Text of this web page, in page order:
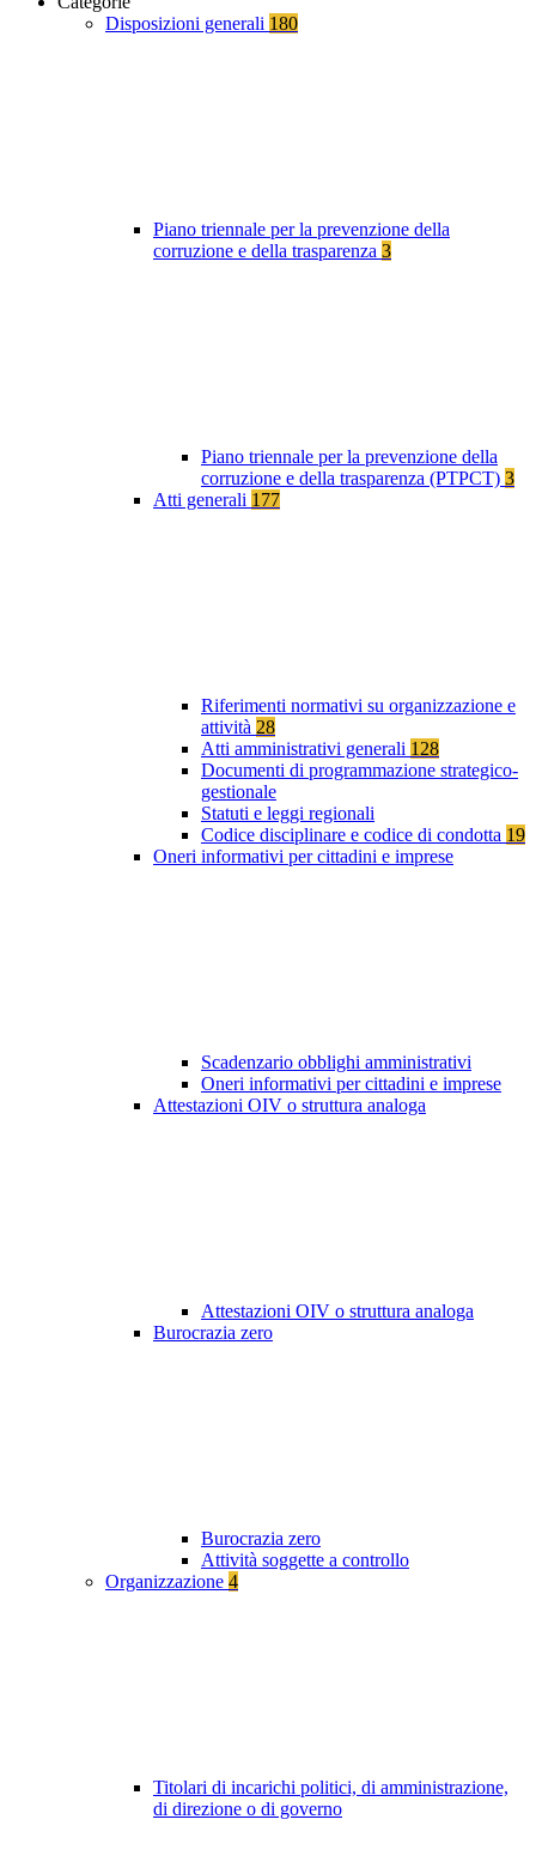
Disposizioni generali 180
Piano triennale per la prevenzione della
corruzione e della trasparenza 3
Piano triennale per la prevenzione della
corruzione e della trasparenza (PTPCT) 3
Atti generali 177
Riferimenti normativi su organizzazione e
attività 28
Atti amministrativi generali 128
Documenti di programmazione strategico-
gestionale
Statuti e leggi regionali
Codice disciplinare e codice di condotta 19
Oneri informativi per cittadini e imprese
Scadenzario obblighi amministrativi
Oneri informativi per cittadini e imprese
Attestazioni OIV o struttura analoga
Attestazioni OIV o struttura analoga
Burocrazia zero
Burocrazia zero
Attività soggette a controllo
Organizzazione 4
Titolari di incarichi politici, di amministrazione,
di direzione o di governo